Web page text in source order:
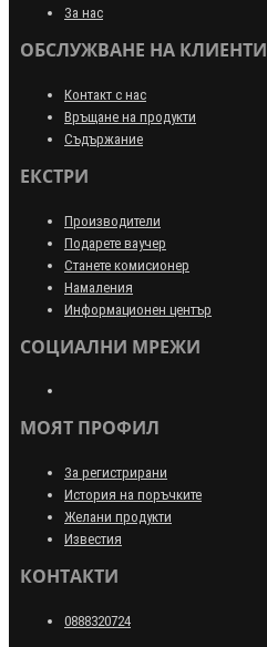
За нас
ОБСЛУЖВАНЕ НА КЛИЕНТИ
Контакт с нас
Връщане на продукти
Съдържание
ЕКСТРИ
Производители
Подарете ваучер
Станете комисионер
Намаления
Информационен център
СОЦИАЛНИ МРЕЖИ
МОЯТ ПРОФИЛ
За регистрирани
История на поръчките
Желани продукти
Известия
КОНТАКТИ
0888320724